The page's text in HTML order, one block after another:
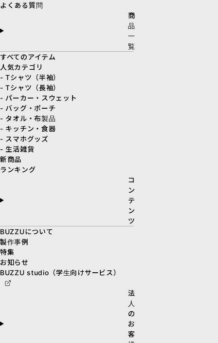
よくある質問
商
品
一
覧
すべてのアイテム
人気カテゴリ
- Tシャツ（半袖）
- Tシャツ（長袖）
- パーカー・スウェット
- バッグ・ポーチ
- タオル・布製品
- キッチン・食器
- スマホグッズ
- 生活雑貨
新商品
ランキング
コ
ン
テ
ン
ツ
BUZZUについて
製作事例
特集
お知らせ
BUZZU studio（学生向けサービス）
法
人
の
お
客